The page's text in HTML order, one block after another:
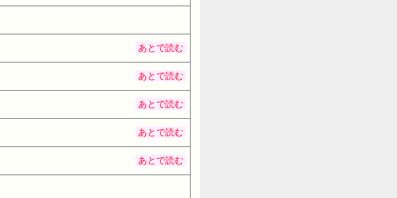
あとで読む
あとで読む
あとで読む
あとで読む
あとで読む